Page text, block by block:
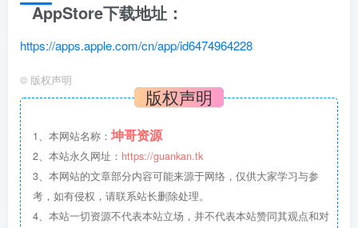
AppStore下载地址：
https://apps.apple.com/cn/app/id6474964228
© 版权声明
版权声明
1、本网站名称： 坤哥资源
2、本站永久网址： https://guankan.tk
3、本网站的文章部分内容可能来源于网络，仅供大家学习与参
考，如有侵权，请联系站长删除处理。
4、本站一切资源不代表本站立场，并不代表本站赞同其观点和对